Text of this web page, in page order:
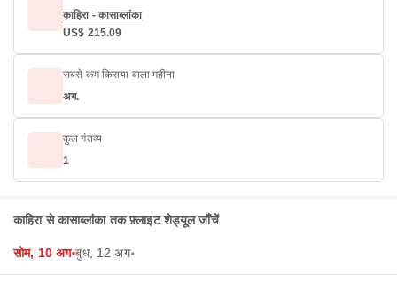
काहिरा - कासाब्लांका
US$ 215.09
सबसे कम किराया वाला महीना
अग.
कुल गंतव्य
1
काहिरा से कासाब्लांका तक फ़्लाइट शेड्यूल जाँचें
सोम, 10 अग॰बुध, 12 अग॰